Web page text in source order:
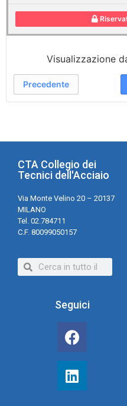
Visualizzazione
Precedente
CTA Collegio dei
Tecnici dell'Acciaio
Via Monte Velino 20 – 20137
MILANO
Tel. 02.784711
C.F. 80099050157
Seguici